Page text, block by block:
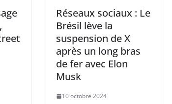
Réseaux sociaux : Le
Brésil lève la
suspension de X
après un long bras
de fer avec Elon
Musk
10 octobre 2024